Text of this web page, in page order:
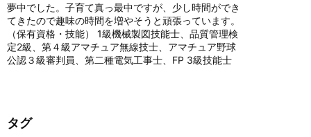
夢中でした。子育て真っ最中ですが、少し時間ができ
てきたので趣味の時間を増やそうと頑張っています。
（保有資格・技能） 1級機械製図技能士、品質管理検
定2級、第４級アマチュア無線技士、アマチュア野球
公認３級審判員、第二種電気工事士、FP 3級技能士
タグ